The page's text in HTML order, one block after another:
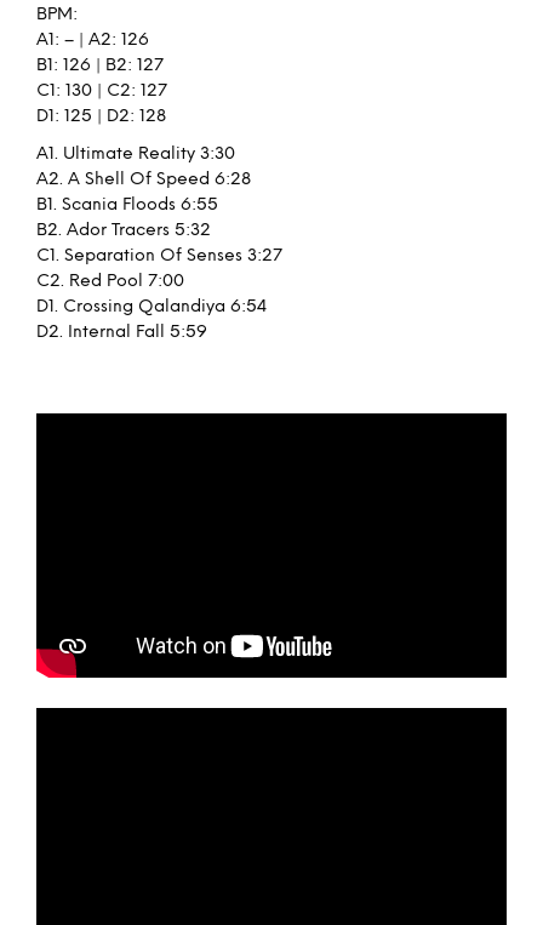
BPM:
A1: – | A2: 126
B1: 126 | B2: 127
C1: 130 | C2: 127
D1: 125 | D2: 128
A1. Ultimate Reality 3:30
A2. A Shell Of Speed 6:28
B1. Scania Floods 6:55
B2. Ador Tracers 5:32
C1. Separation Of Senses 3:27
C2. Red Pool 7:00
D1. Crossing Qalandiya 6:54
D2. Internal Fall 5:59